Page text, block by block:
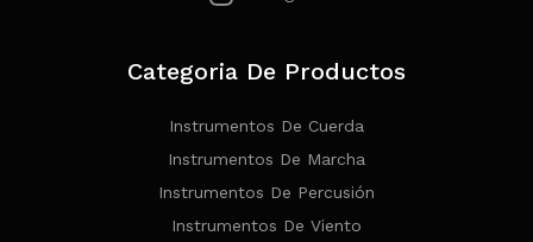
Categoria De Productos
Instrumentos De Cuerda
Instrumentos De Marcha
Instrumentos De Percusión
Instrumentos De Viento